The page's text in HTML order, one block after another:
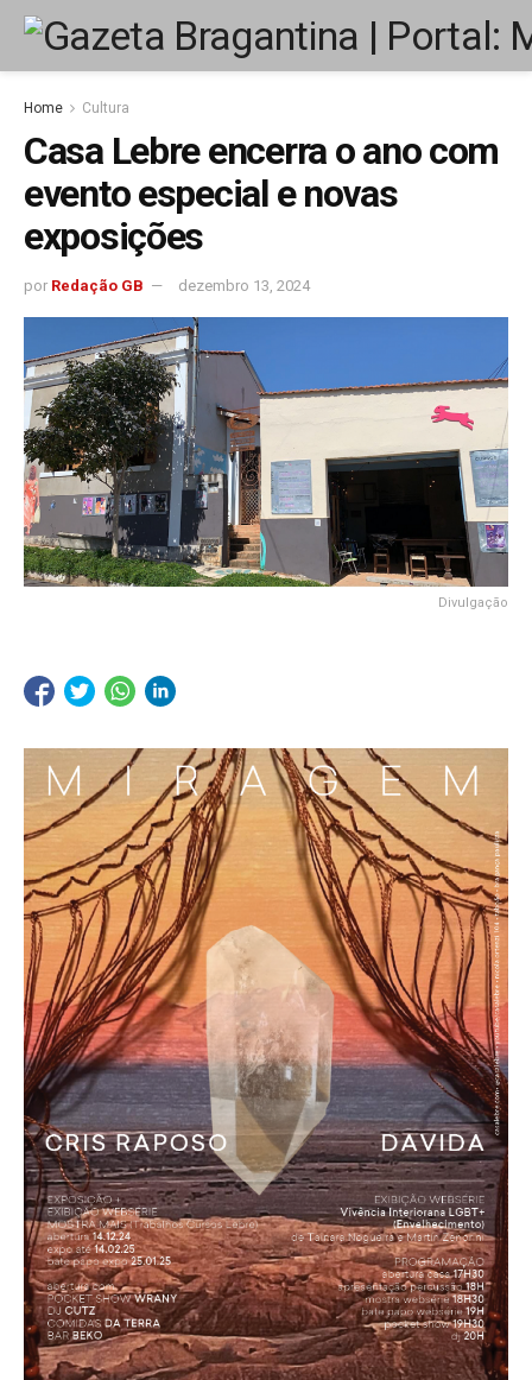
Home Cultura
Casa Lebre encerra o ano com
evento especial e novas
exposições
por Redação GB dezembro 13, 2024
Divulgação